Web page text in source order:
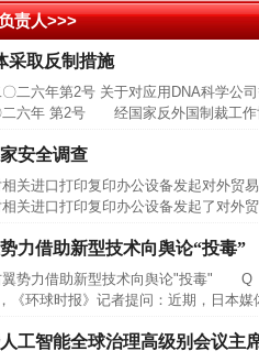
责人>>>
采取反制措施
二六年第2号 关于对应用DNA科学公
二六年 第2号 经国家反外国制裁工作
安全调查
关进口打印复印办公设备发起对外
关进口打印复印办公设备发起了对外
力借助新型技术向舆论“投毒”
势力借助新型技术向舆论"投毒"
《环球时报》记者提问：近期，日本
工智能全球治理高级别会议主